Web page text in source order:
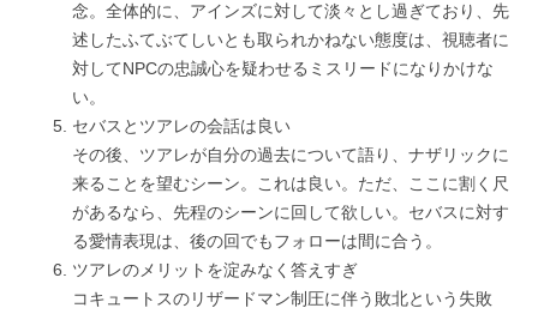
念。全体的に、アインズに対して淡々とし過ぎており、先
述したふてぶてしいとも取られかねない態度は、視聴者に
対してNPCの忠誠心を疑わせるミスリードになりかけな
い。
セバスとツアレの会話は良い
その後、ツアレが自分の過去について語り、ナザリックに
来ることを望むシーン。これは良い。ただ、ここに割く尺
があるなら、先程のシーンに回して欲しい。セバスに対す
る愛情表現は、後の回でもフォローは間に合う。
ツアレのメリットを淀みなく答えすぎ
コキュートスのリザードマン制圧に伴う敗北という失敗